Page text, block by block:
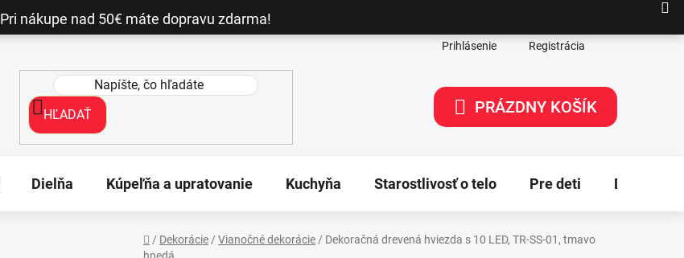
Pri nákupe nad 50€ máte dopravu zdarma!
Prihlásenie Registrácia
HĽADAŤ
NÁKUPNÝ
PRÁZDNY KOŠÍK
Dielňa Kúpeľňa a upratovanie Kuchyňa Starostlivosť o telo Pre deti Dekorácie
/ Dekorácie / Vianočné dekorácie / Dekoračná drevená hviezda s 10 LED, TR-SS-01, tmavo
hnedá